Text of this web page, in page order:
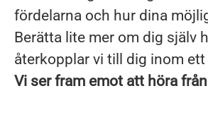
fördelarna och hur dina
Berätta lite mer om dig själv
återkopplar vi till dig inom ett
Vi ser fram emot att höra